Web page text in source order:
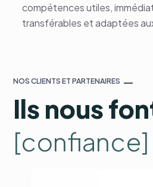
compétences utiles,
transférables et adaptées
NOS CLIENTS ET PARTENAIRES
Ils nous
[confiance]